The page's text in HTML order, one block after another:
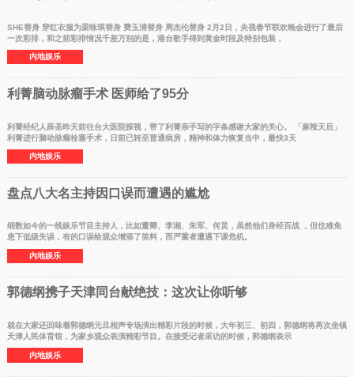
SHE替身 穿红衣服为梁咏琪替身 费玉清替身 周杰伦替身 2月2日，央视春节联欢晚会进行了最后
一次彩排，和之前彩排情况千差万别的是，港台歌手得到黄金时段及特别包装，
内地娱乐
利菁脑动脉瘤手术 医师给了95分
利菁经纪人薛圣昨天前往台大医院探视，带了利菁亲手写的字条感谢大家的关心。 「麻辣天后」
利菁进行脑动脉瘤栓塞手术，日前已转至普通病房，精神和体力恢复当中，最快3天
内地娱乐
盘点八大名主持因口误而遭遇的尴尬
细数如今的一线娱乐节目主持人，比如董卿、李湘、朱军、何炅，虽然他们身经百战 ，但也难免
患下低级失误，有的口误给观众增添了笑料，而严重者遭遇下课危机。
内地娱乐
郭德纲携子天津同台献绝技：这次让你听够
就在大家还回味着郭德纲元旦相声专场演出精彩片段的时候，大年初三、初四，郭德纲将再次坐镇
天津人民体育馆，为家乡观众表演精彩节目。在接受记者采访的时候，郭德纲表示
内地娱乐